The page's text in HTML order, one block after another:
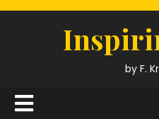
by F.
Open